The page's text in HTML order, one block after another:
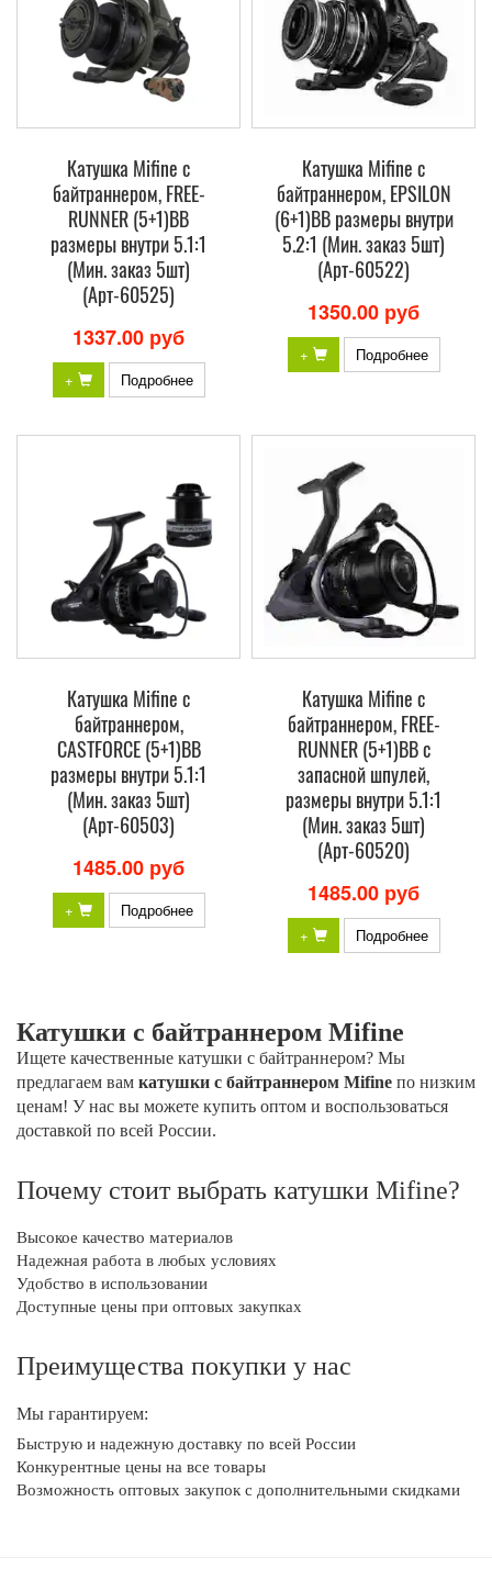
Катушка Mifine с
байтраннером, FREE-
RUNNER (5+1)BB
размеры внутри 5.1:1
(Мин. заказ 5шт)
(Арт-60525)
1337.00 руб
+ Подробнее
Катушка Mifine с
байтраннером, EPSILON
(6+1)BB размеры внутри
5.2:1 (Мин. заказ 5шт)
(Арт-60522)
1350.00 руб
+ Подробнее
Катушка Mifine с
байтраннером,
CASTFORCE (5+1)BB
размеры внутри 5.1:1
(Мин. заказ 5шт)
(Арт-60503)
1485.00 руб
+ Подробнее
Катушка Mifine с
байтраннером, FREE-
RUNNER (5+1)BB с
запасной шпулей,
размеры внутри 5.1:1
(Мин. заказ 5шт)
(Арт-60520)
1485.00 руб
+ Подробнее
Катушки с байтраннером Mifine
Ищете качественные катушки с байтраннером? Мы
предлагаем вам катушки с байтраннером Mifine по низким
ценам! У нас вы можете купить оптом и воспользоваться
доставкой по всей России.
Почему стоит выбрать катушки Mifine?
Высокое качество материалов
Надежная работа в любых условиях
Удобство в использовании
Доступные цены при оптовых закупках
Преимущества покупки у нас
Мы гарантируем:
Быструю и надежную доставку по всей России
Конкурентные цены на все товары
Возможность оптовых закупок с дополнительными скидками